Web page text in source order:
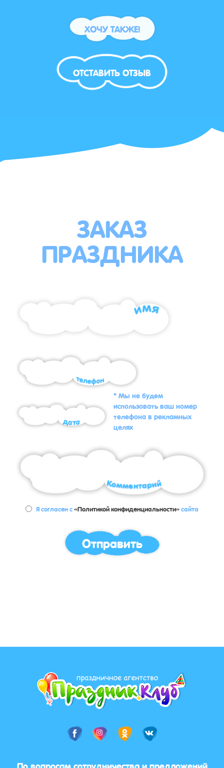
ХОЧУ ТАКЖЕ!
ОТСТАВИТЬ ОТЗЫВ
ЗАКАЗ
ПРАЗДНИКА
* Мы не будем
использовать ваш номер
телефона в рекламных
целях
Я согласен с«Политикой конфиденциальности»сайта
Отправить